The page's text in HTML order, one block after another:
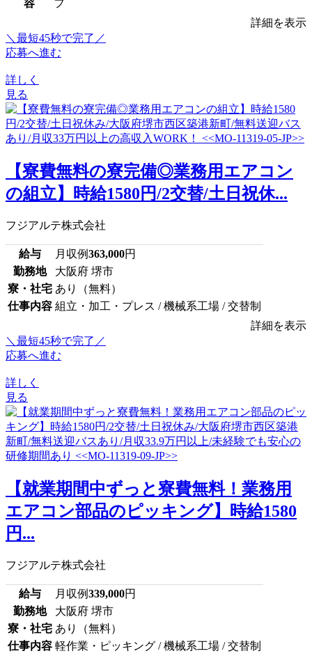
容
フ
詳細を表示
＼最短45秒で完了／
応募へ進む
詳しく
見る
【寮費無料の寮完備◎業務用エアコン
の組立】時給1580円/2交替/土日祝休...
フジアルテ株式会社
給与 月収例363,000円
勤務地
大阪府 堺市
寮・社宅 あり（無料）
仕事内容 組立・加工・プレス / 機械系工場 / 交替制
詳細を表示
＼最短45秒で完了／
応募へ進む
詳しく
見る
【就業期間中ずっと寮費無料！業務用
エアコン部品のピッキング】時給1580
円...
フジアルテ株式会社
給与 月収例339,000円
勤務地
大阪府 堺市
寮・社宅 あり（無料）
仕事内容 軽作業・ピッキング / 機械系工場 / 交替制